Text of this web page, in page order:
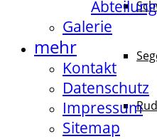
Galerie
mehr
Kontakt
Datenschutz
Impressum
Sitemap